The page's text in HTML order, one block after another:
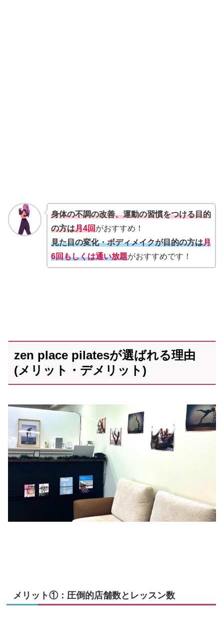
身体の不調の改善、運動の習慣をつける目的
の方は月4回がおすすめ！
見た目の変化・ボディメイクが目的の方は月
6回もしくは通い放題がおすすめです！
zen place pilatesが選ばれる理由
(メリット・デメリット)
メリット①：圧倒的店舗数とレッスン数